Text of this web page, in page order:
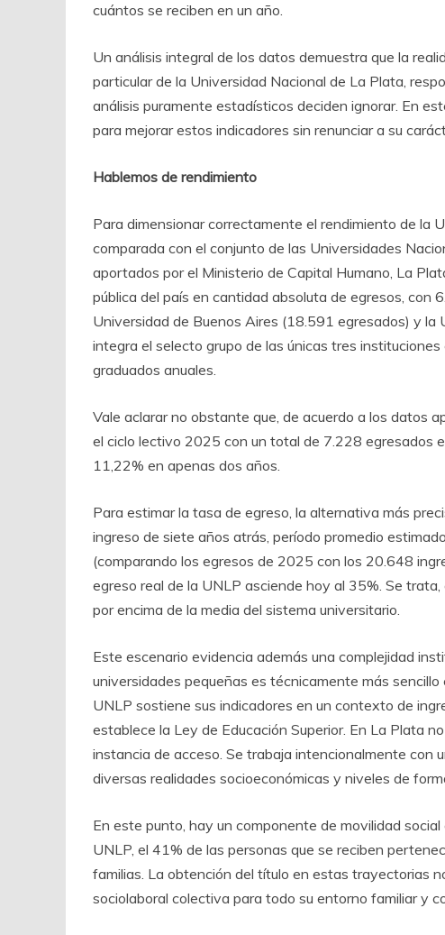
cuántos se reciben en un año.
Un análisis integral de los datos demuestra que la
particular de la Universidad Nacional de La Plata,
análisis puramente estadísticos deciden ignorar. En
para mejorar estos indicadores sin renunciar a su
Hablemos de rendimiento
Para dimensionar correctamente el rendimiento de la
comparada con el conjunto de las Universidades
aportados por el Ministerio de Capital Humano, La
pública del país en cantidad absoluta de egresos, con
Universidad de Buenos Aires (18.591 egresados) y
integra el selecto grupo de las únicas tres
graduados anuales.
Vale aclarar no obstante que, de acuerdo a los datos
el ciclo lectivo 2025 con un total de 7.228 egresados
11,22% en apenas dos años.
Para estimar la tasa de egreso, la alternativa más
ingreso de siete años atrás, período promedio
(comparando los egresos de 2025 con los 20.648
egreso real de la UNLP asciende hoy al 35%. Se
por encima de la media del sistema universitario.
Este escenario evidencia además una complejidad
universidades pequeñas es técnicamente más
UNLP sostiene sus indicadores en un contexto de
establece la Ley de Educación Superior. En La Plata
instancia de acceso. Se trabaja intencionalmente con
diversas realidades socioeconómicas y niveles de
En este punto, hay un componente de movilidad
UNLP, el 41% de las personas que se reciben
familias. La obtención del título en estas trayectorias
sociolaboral colectiva para todo su entorno familiar y